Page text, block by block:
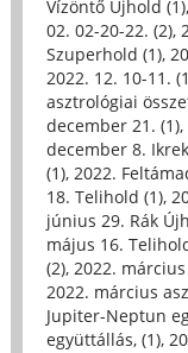
Vízöntő Újhold (1),
02. 02-20-22. (2),
Szuperhold (1),
2022. 12. 10-11.
asztrológiai
december 21. (1),
december 8.
(1), 2022.
18. Telihold (1),
június 29. Rák
május 16.
(2), 2022. március
2022. március
Jupiter-Neptun
együttállás, (1),